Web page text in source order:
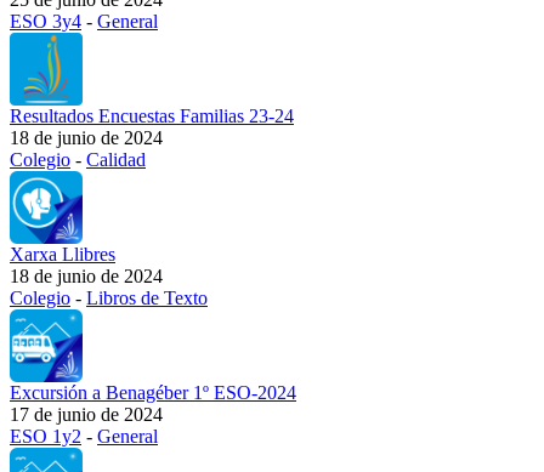
ESO 3y4 - General
Resultados Encuestas Familias 23-24
18 de junio de 2024
Colegio - Calidad
Xarxa Llibres
18 de junio de 2024
Colegio - Libros de Texto
Excursión a Benagéber 1º ESO-2024
17 de junio de 2024
ESO 1y2 - General